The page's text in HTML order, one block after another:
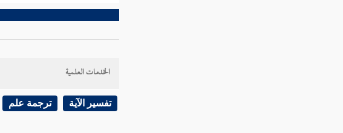
الخدمات العلمية
تفسير الآية ترجمة علم